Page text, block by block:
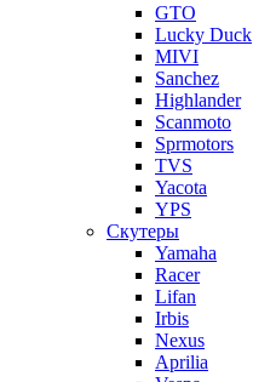
GTO
Lucky Duck
MIVI
Sanchez
Highlander
Scanmoto
Sprmotors
TVS
Yacota
YPS
Скутеры
Yamaha
Racer
Lifan
Irbis
Nexus
Aprilia